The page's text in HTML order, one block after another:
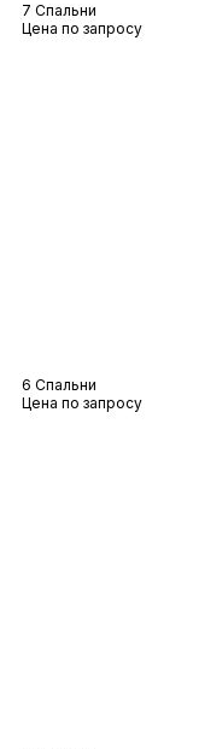
7 Спальни
Цена по запросу
6 Спальни
Цена по запросу